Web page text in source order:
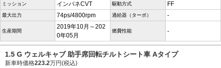
ミッション インパネCVT 駆動方式 FF
最大出力 74ps/4800rpm 過給器（ターボ） -
生産期間
2019年10月～202
0年05月
燃費性能 -
1.5 G ウェルキャブ 助手席回転チルトシート車 Aタイプ
新車時価格223.2万円(税込)